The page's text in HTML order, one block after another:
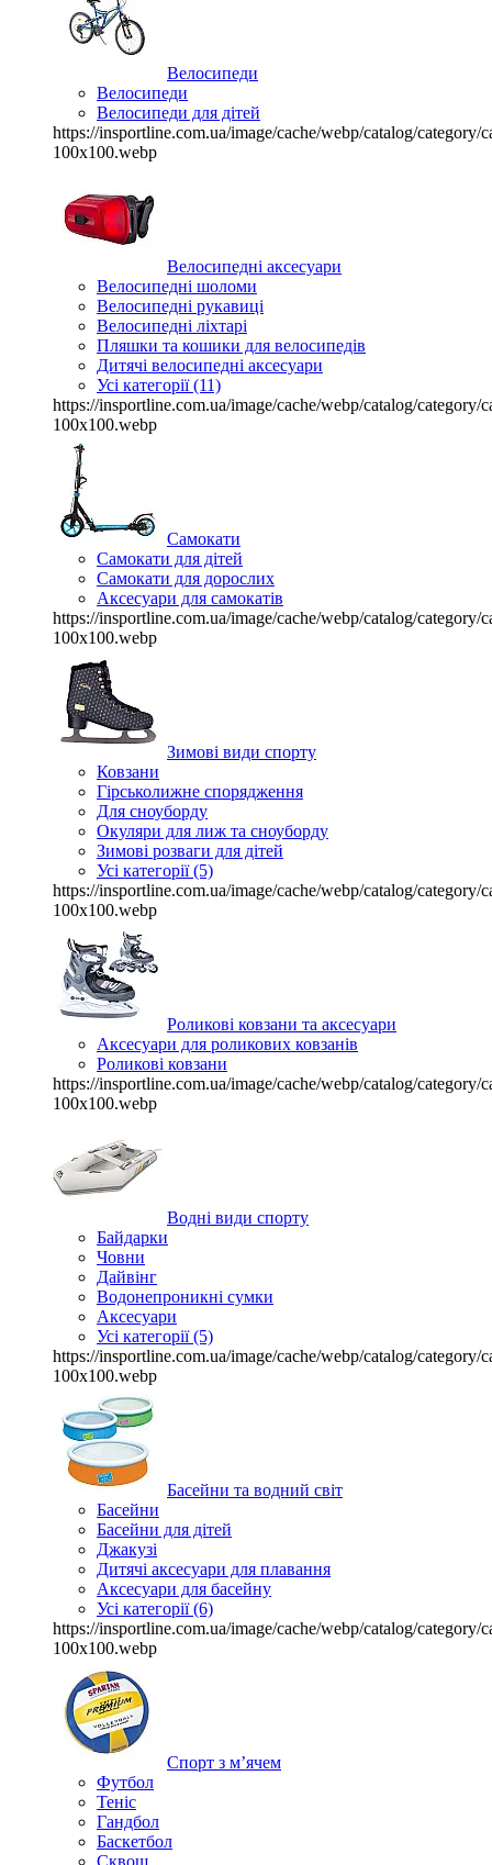
Велосипеди
Велосипеди
Велосипеди для дітей
https://insportline.com.ua/image/cache/webp/catalog/category/
100x100.webp
Велосипедні аксесуари
Велосипедні шоломи
Велосипедні рукавиці
Велосипедні ліхтарі
Пляшки та кошики для велосипедів
Дитячі велосипедні аксесуари
Усі категорії (11)
https://insportline.com.ua/image/cache/webp/catalog/category/
100x100.webp
Самокати
Самокати для дітей
Самокати для дорослих
Аксесуари для самокатів
https://insportline.com.ua/image/cache/webp/catalog/category/
100x100.webp
Зимові види спорту
Ковзани
Гірськолижне спорядження
Для сноуборду
Окуляри для лиж та сноуборду
Зимові розваги для дітей
Усі категорії (5)
https://insportline.com.ua/image/cache/webp/catalog/category/
100x100.webp
Роликові ковзани та аксесуари
Аксесуари для роликових ковзанів
Роликові ковзани
https://insportline.com.ua/image/cache/webp/catalog/category/
100x100.webp
Водні види спорту
Байдарки
Човни
Дайвінг
Водонепроникні сумки
Аксесуари
Усі категорії (5)
https://insportline.com.ua/image/cache/webp/catalog/category/
100x100.webp
Басейни та водний світ
Басейни
Басейни для дітей
Джакузі
Дитячі аксесуари для плавання
Аксесуари для басейну
Усі категорії (6)
https://insportline.com.ua/image/cache/webp/catalog/category/
100x100.webp
Спорт з м’ячем
Футбол
Теніс
Гандбол
Баскетбол
Сквош